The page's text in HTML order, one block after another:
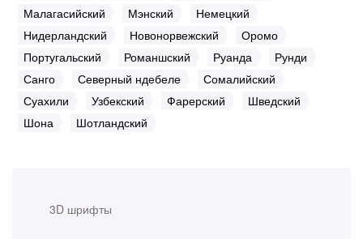
3D шрифты
Малагасийский
Мэнский
Немецкий
Нидерландский
Новонорвежский
Оромо
Португальский
Романшский Руанда
Рунди
Санго
Северный ндебеле
Сомалийский
Суахили
Узбекский Фарерский
Шведский
Шона
Шотландский